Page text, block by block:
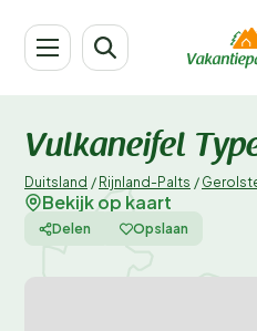
Vulkaneifel
Duitsland / Rijnland-Palts /
Bekijk op kaart
Delen Opslaan